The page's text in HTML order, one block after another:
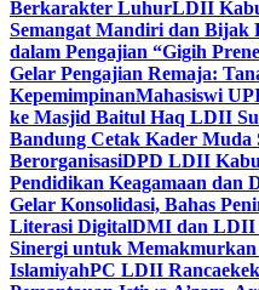
Berkarakter LuhurLDII
Semangat Mandiri dan Bijak
dalam Pengajian “Gigih
Gelar Pengajian Remaja:
KepemimpinanMahasiswi
ke Masjid Baitul Haq LDII
Bandung Cetak Kader Muda
BerorganisasiDPD LDII
Pendidikan Keagamaan dan
Gelar Konsolidasi, Bahas
Literasi DigitalDMI dan LDII
Sinergi untuk
IslamiyahPC LDII